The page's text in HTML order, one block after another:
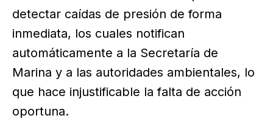
detectar caídas de presión de forma
inmediata, los cuales notifican
automáticamente a la Secretaría de
Marina y a las autoridades ambientales, lo
que hace injustificable la falta de acción
oportuna.